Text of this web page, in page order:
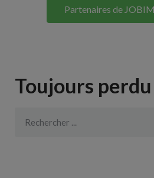
Partenaires de
Toujours perdu